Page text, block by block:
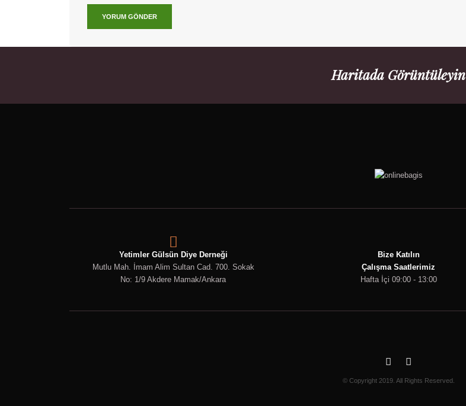
Haritada Görüntüleyin
Yetimler Gülsün Diye Derneği
Mutlu Mah. İmam Alim Sultan Cad. 700. Sokak
No: 1/9 Akdere Mamak/Ankara
Bize Katılın
Çalışma Saatlerimiz
Hafta İçi 09:00 - 13:00
© Copyright 2019. All Rights Reserved.